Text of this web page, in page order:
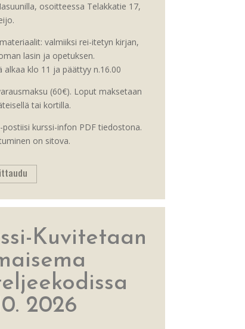
osoitteessa Telakkatie 17,
valmiiksi rei-itetyn kirjan,
lasin ja opetuksen.
alkaa klo 11 ja päättyy n.16.00
(60€). Loput maksetaan
tai kortilla.
kurssi-infon PDF tiedostona.
on sitova.
Kuvitetaan
2026